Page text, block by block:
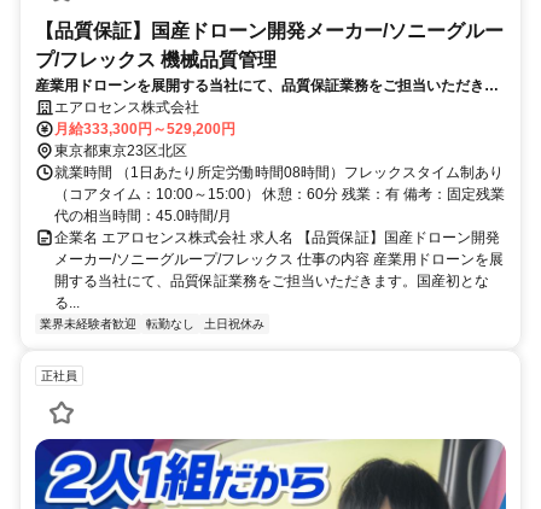
【品質保証】国産ドローン開発メーカー/ソニーグルー
プ/フレックス 機械品質管理
産業用ドローンを展開する当社にて、品質保証業務をご担当いただきま
す。国産初となる垂直離着陸型固定翼機（eVTOL）をはじめとする「エ
アロボ」シリーズの品質管理を通じ、製品の信頼性向上を牽引。
エアロセンス株式会社
月給333,300円～529,200円
東京都東京23区北区
就業時間 （1日あたり所定労働時間08時間）フレックスタイム制あり
（コアタイム：10:00～15:00） 休憩：60分 残業：有 備考：固定残業
代の相当時間：45.0時間/月
企業名 エアロセンス株式会社 求人名 【品質保証】国産ドローン開発
メーカー/ソニーグループ/フレックス 仕事の内容 産業用ドローンを展
開する当社にて、品質保証業務をご担当いただきます。国産初とな
る...
業界未経験者歓迎 転勤なし 土日祝休み
正社員